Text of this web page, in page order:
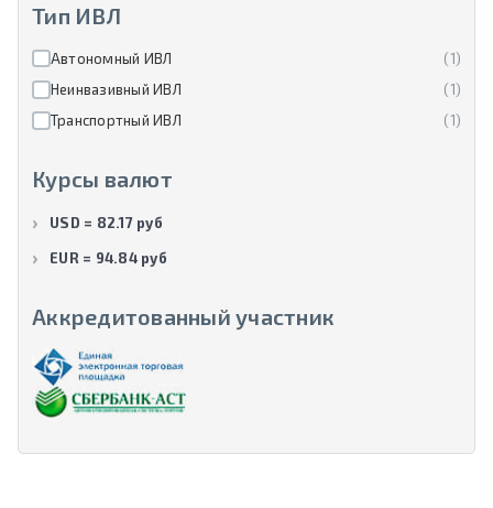
Тип ИВЛ
Автономный ИВЛ
(1)
Неинвазивный ИВЛ
(1)
Транспортный ИВЛ
(1)
Курсы валют
USD = 82.17 руб
EUR = 94.84 руб
Аккредитованный участник